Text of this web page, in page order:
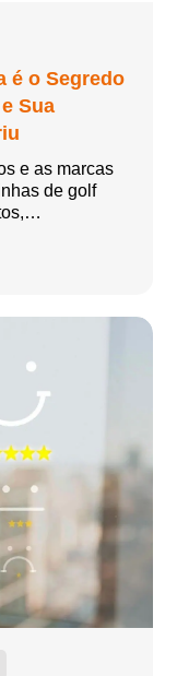
é o Segredo
Sua
e as marcas
de golf